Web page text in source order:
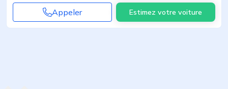
Appeler Estimez votre voiture